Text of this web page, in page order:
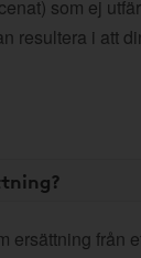
som ej
resultera i att
ersättning från